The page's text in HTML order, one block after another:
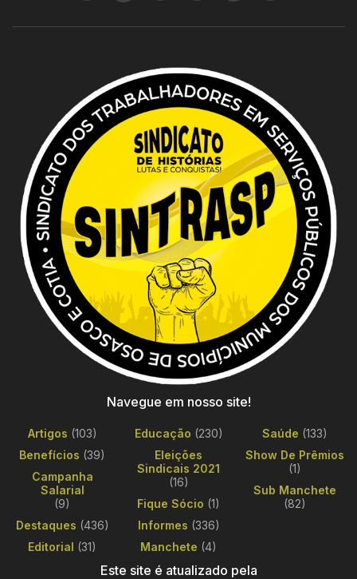
Navegue em nosso site!
Artigos (103)
Benefícios (39)
Campanha
Salarial
(9)
Destaques (436)
Editorial (31)
Educação (230)
Eleições
Sindicais 2021
(16)
Fique Sócio (1)
Informes (336)
Manchete (4)
Saúde (133)
Show De Prêmios
(1)
Sub Manchete
(82)
Este site é atualizado pela